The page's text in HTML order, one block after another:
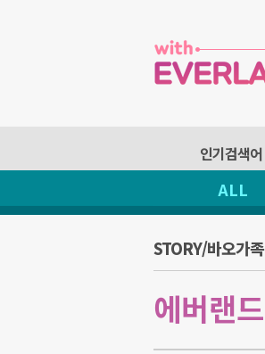
ALL
STORY/바오가
에버랜